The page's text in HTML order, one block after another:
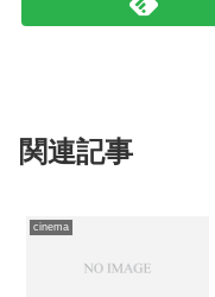
関連記事
cinema